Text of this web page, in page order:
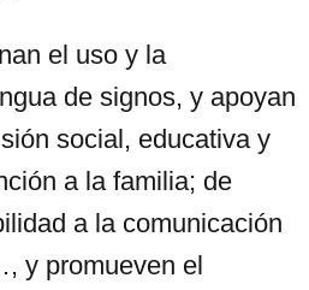
el uso y la
de signos, y apoyan
social, educativa y
a la familia; de
a la comunicación
y promueven el